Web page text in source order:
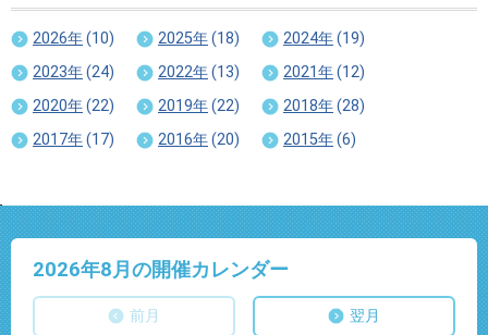
2026年(10) 2025年(18) 2024年(19)
2023年(24) 2022年(13) 2021年(12)
2020年(22) 2019年(22) 2018年(28)
2017年(17) 2016年(20) 2015年(6)
2026年8月の開催カレンダー
前月 翌月